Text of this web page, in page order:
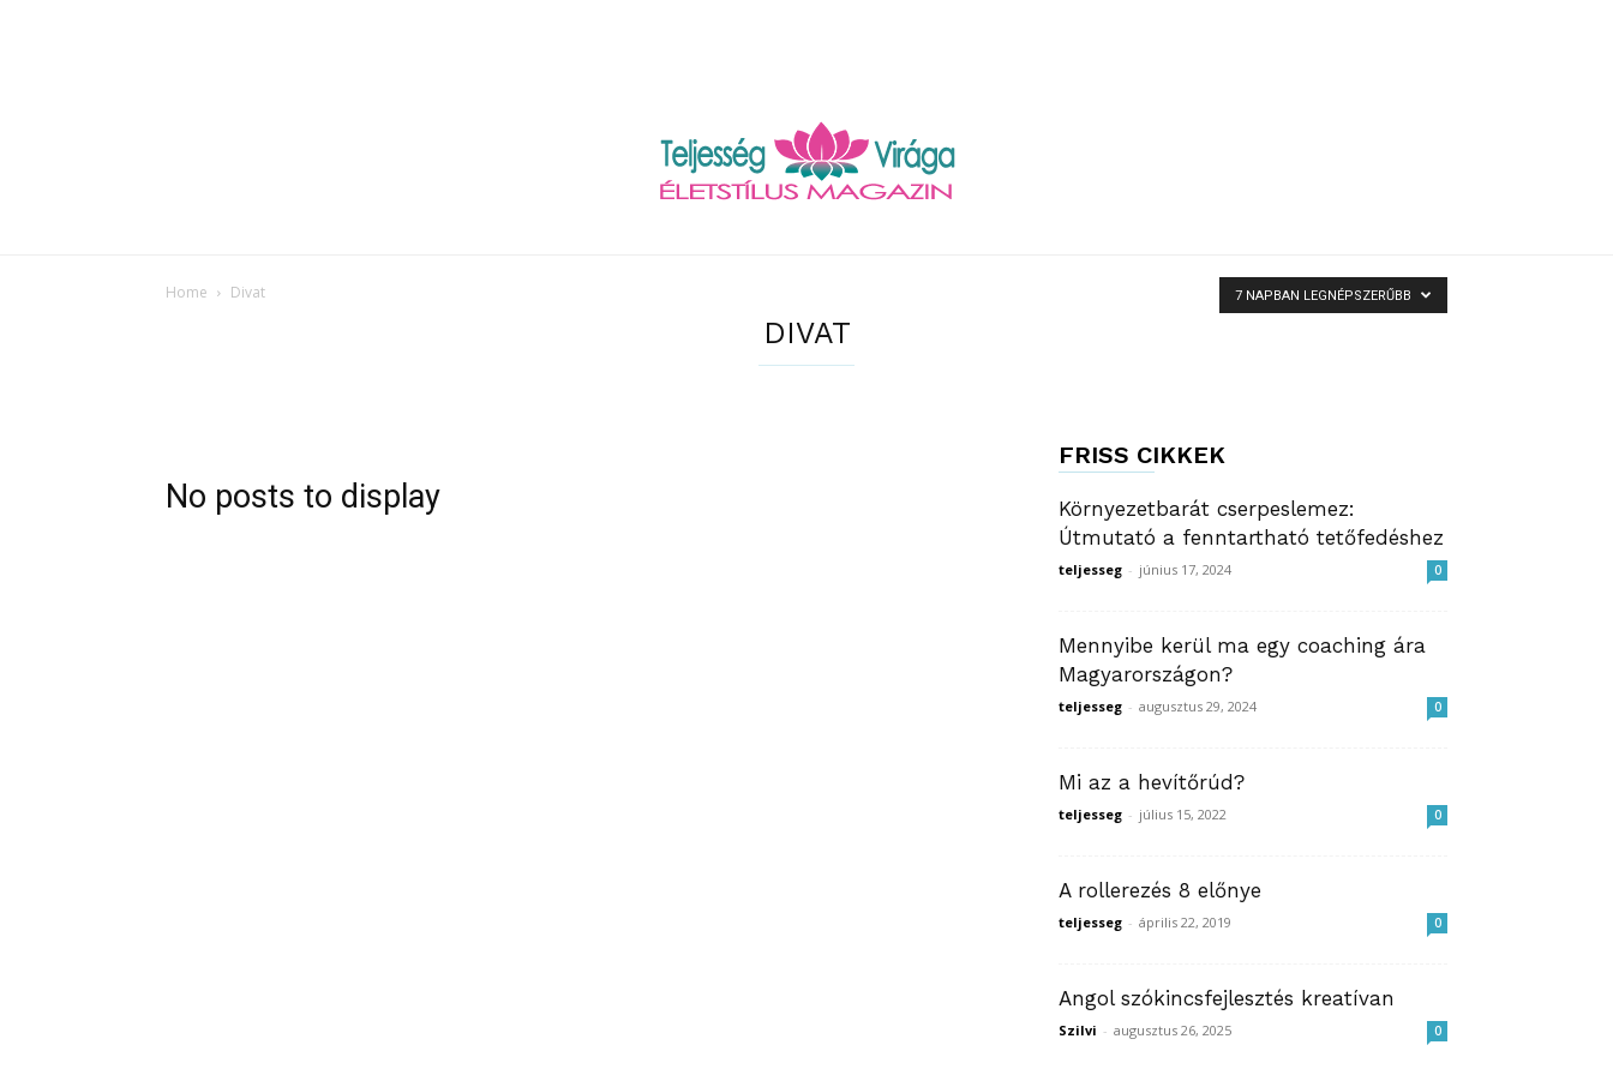
Home Divat
DIVAT
7 NAPBAN LEGNÉPSZERŰBB
No posts to display
FRISS CIKKEK
Környezetbarát cserpeslemez:
Útmutató a fenntartható tetőfedéshez
teljesseg - június 17, 2024 0
Mennyibe kerül ma egy coaching ára
Magyarországon?
teljesseg - augusztus 29, 2024 0
Mi az a hevítőrúd?
teljesseg - július 15, 2022 0
A rollerezés 8 előnye
teljesseg - április 22, 2019 0
Angol szókincsfejlesztés kreatívan
Szilvi - augusztus 26, 2025 0